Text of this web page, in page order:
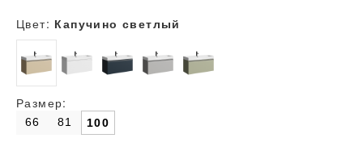
Цвет: Капучино светлый
Размер:
66 81 100